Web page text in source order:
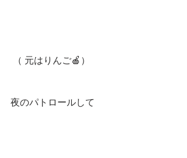
（ 元はりんご🍎）
夜のパトロールして